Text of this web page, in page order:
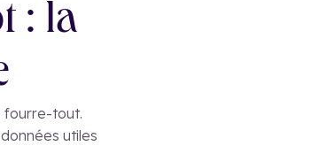
: la
fourre-tout.
utiles